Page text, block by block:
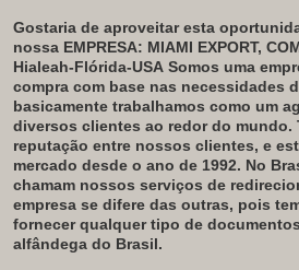
Gostaria de aproveitar esta
nossa EMPRESA: MIAMI EXPORT,
Hialeah-Flórida-USA Somos uma
compra com base nas necessidades
basicamente trabalhamos como um
diversos clientes ao redor do mundo.
reputação entre nossos clientes, e
mercado desde o ano de 1992. No
chamam nossos serviços de
empresa se difere das outras, pois
fornecer qualquer tipo de
alfândega do Brasil.